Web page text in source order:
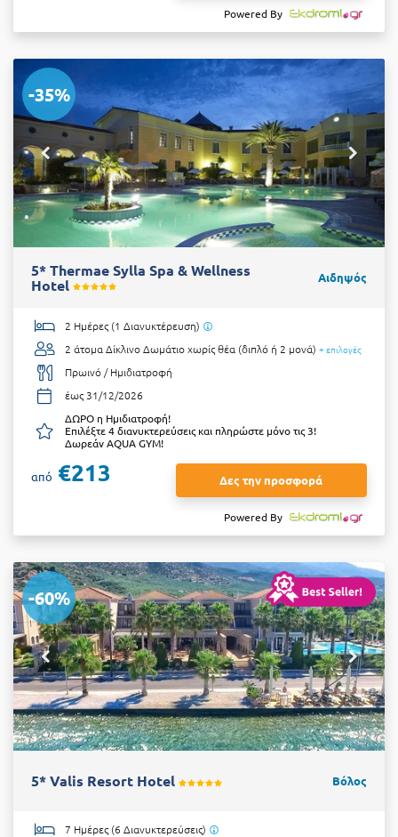
Powered By
-35%
5* Thermae Sylla Spa & Wellness
Hotel
Αιδηψός
2 Ημέρες (1 Διανυκτέρευση)
2 άτομα Δίκλινο Δωμάτιο χωρίς θέα (διπλό ή 2 μονά) + επιλογές
Πρωινό / Ημιδιατροφή
έως 31/12/2026
ΔΩΡΟ η Ημιδιατροφή!
Επιλέξτε 4 διανυκτερεύσεις και πληρώστε μόνο τις 3!
Δωρεάν AQUA GYM!
από €213 Δες την προσφορά
Powered By
-60%
5* Valis Resort Hotel Βόλος
7 Ημέρες (6 Διανυκτερεύσεις)